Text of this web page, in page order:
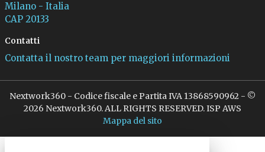
Milano - Italia
CAP 20133
Contatti
Contatta il nostro team per maggiori informazioni
Nextwork360 - Codice fiscale e Partita IVA 13868590962 - ©
2026 Nextwork360. ALL RIGHTS RESERVED. ISP AWS
Mappa del sito